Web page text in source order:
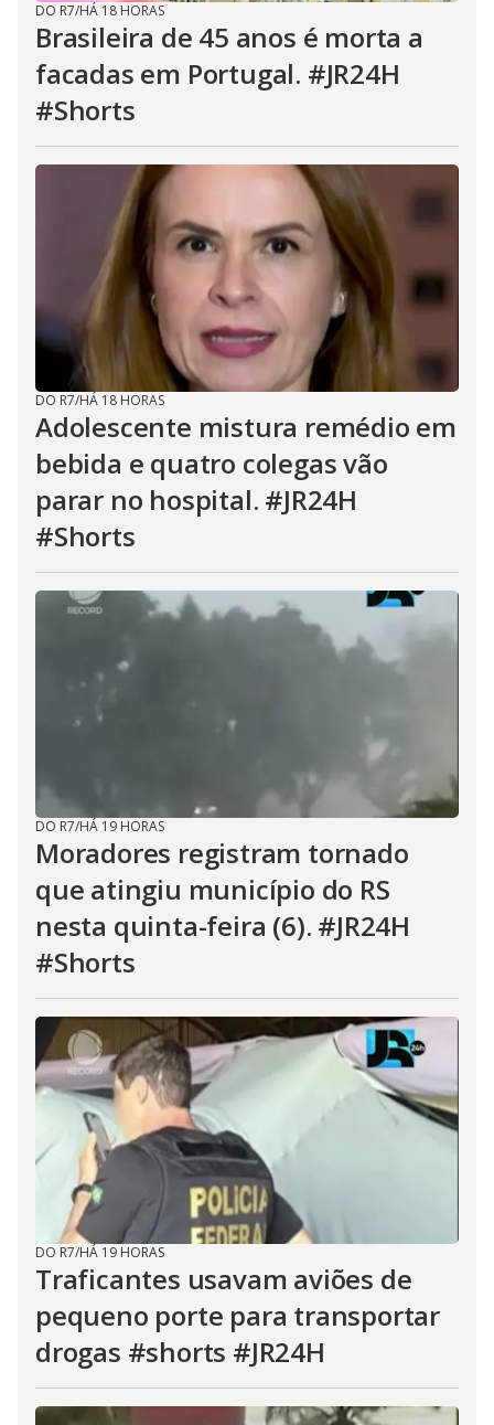
DO R7/HÁ 18 HORAS
Brasileira de 45 anos é morta a
facadas em Portugal. #JR24H
#Shorts
DO R7/HÁ 18 HORAS
Adolescente mistura remédio em
bebida e quatro colegas vão
parar no hospital. #JR24H
#Shorts
DO R7/HÁ 19 HORAS
Moradores registram tornado
que atingiu município do RS
nesta quinta-feira (6). #JR24H
#Shorts
DO R7/HÁ 19 HORAS
Traficantes usavam aviões de
pequeno porte para transportar
drogas #shorts #JR24H